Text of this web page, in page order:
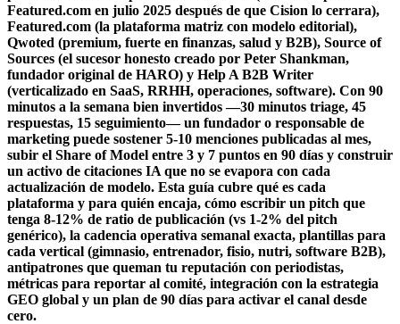
Featured.com en julio 2025 después de que Cision lo cerrara),
Featured.com (la plataforma matriz con modelo editorial),
Qwoted (premium, fuerte en finanzas, salud y B2B), Source of
Sources (el sucesor honesto creado por Peter Shankman,
fundador original de HARO) y Help A B2B Writer
(verticalizado en SaaS, RRHH, operaciones, software). Con 90
minutos a la semana bien invertidos —30 minutos triage, 45
respuestas, 15 seguimiento— un fundador o responsable de
marketing puede sostener 5-10 menciones publicadas al mes,
subir el Share of Model entre 3 y 7 puntos en 90 días y construir
un activo de citaciones IA que no se evapora con cada
actualización de modelo. Esta guía cubre qué es cada
plataforma y para quién encaja, cómo escribir un pitch que
tenga 8-12% de ratio de publicación (vs 1-2% del pitch
genérico), la cadencia operativa semanal exacta, plantillas para
cada vertical (gimnasio, entrenador, fisio, nutri, software B2B),
antipatrones que queman tu reputación con periodistas,
métricas para reportar al comité, integración con la estrategia
GEO global y un plan de 90 días para activar el canal desde
cero.